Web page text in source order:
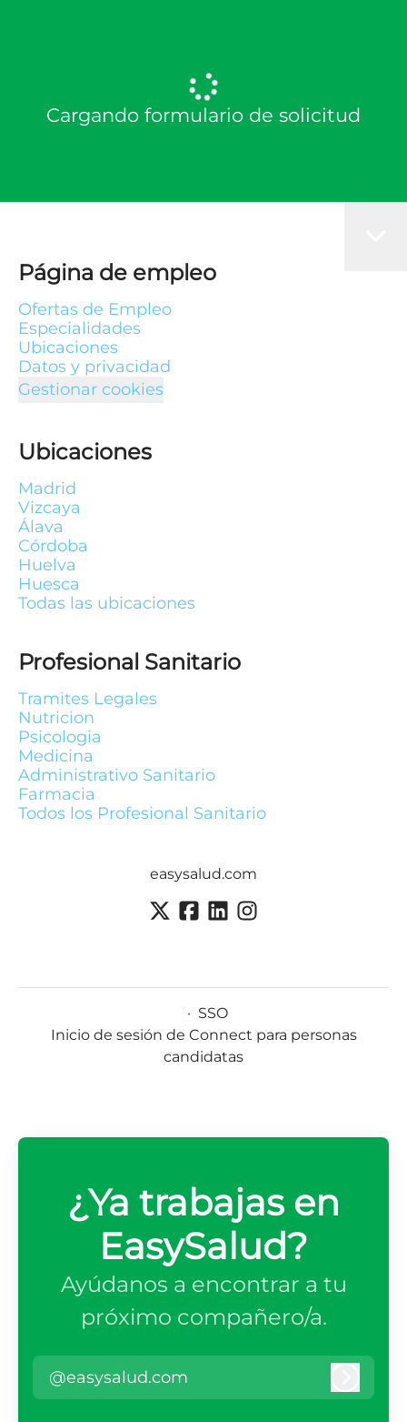
Cargando formulario de solicitud
Página de empleo
Ofertas de Empleo
Especialidades
Ubicaciones
Datos y privacidad
Gestionar cookies
Ubicaciones
Madrid
Vizcaya
Álava
Córdoba
Huelva
Huesca
Todas las ubicaciones
Profesional Sanitario
Tramites Legales
Nutricion
Psicologia
Medicina
Administrativo Sanitario
Farmacia
Todos los Profesional Sanitario
easysalud.com
· SSO
Inicio de sesión de Connect para personas
candidatas
¿Ya trabajas en
EasySalud?
Ayúdanos a encontrar a tu
próximo compañero/a.
@easysalud.com